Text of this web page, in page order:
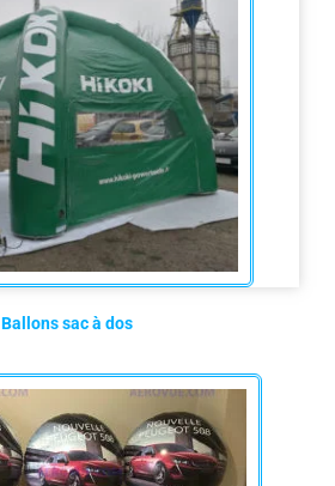
Ballons sac à dos